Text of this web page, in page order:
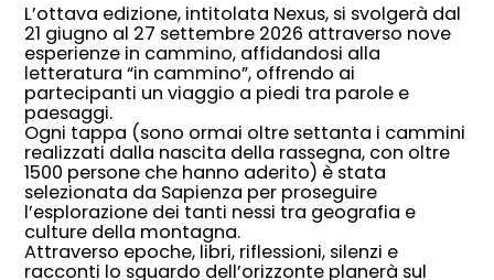
L’ottava edizione, intitolata Nexus, si svolgerà dal
21 giugno al 27 settembre 2026 attraverso nove
esperienze in cammino, affidandosi alla
letteratura “in cammino”, offrendo ai
partecipanti un viaggio a piedi tra parole e
paesaggi.
Ogni tappa (sono ormai oltre settanta i cammini
realizzati dalla nascita della rassegna, con oltre
1500 persone che hanno aderito) è stata
selezionata da Sapienza per proseguire
l’esplorazione dei tanti nessi tra geografia e
culture della montagna.
Attraverso epoche, libri, riflessioni, silenzi e
racconti lo sguardo dell’orizzonte planerà sul